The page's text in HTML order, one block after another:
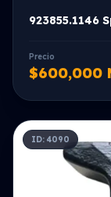
923855.1146
Precio
$600,000
ID: 4090